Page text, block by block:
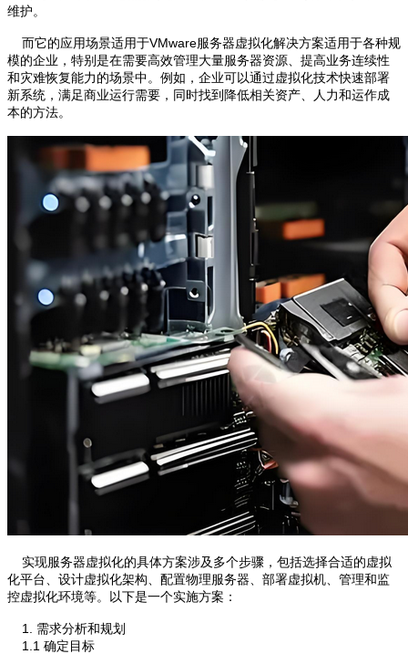
维护。
而它的应用场景适用于VMware服务器虚拟化解决方案适用于各种规
模的企业，特别是在需要高效管理大量服务器资源、提高业务连续性
和灾难恢复能力的场景中。例如，企业可以通过虚拟化技术快速部署
新系统，满足商业运行需要，同时找到降低相关资产、人力和运作成
本的方法。
实现服务器虚拟化的具体方案涉及多个步骤，包括选择合适的虚拟
化平台、设计虚拟化架构、配置物理服务器、部署虚拟机、管理和监
控虚拟化环境等。以下是一个实施方案：
1. 需求分析和规划
1.1 确定目标